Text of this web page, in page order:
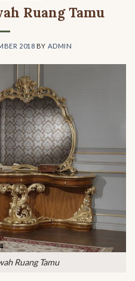
Ruang Tamu
2018 BY ADMIN
Ruang Tamu